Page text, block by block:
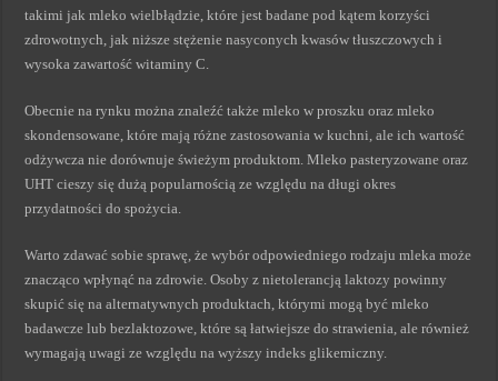
takimi jak mleko wielbłądzie, które jest badane pod kątem korzyści
zdrowotnych, jak niższe stężenie nasyconych kwasów tłuszczowych i
wysoka zawartość witaminy C.
Obecnie na rynku można znaleźć także mleko w proszku oraz mleko
skondensowane, które mają różne zastosowania w kuchni, ale ich wartość
odżywcza nie dorównuje świeżym produktom. Mleko pasteryzowane oraz
UHT cieszy się dużą popularnością ze względu na długi okres
przydatności do spożycia.
Warto zdawać sobie sprawę, że wybór odpowiedniego rodzaju mleka może
znacząco wpłynąć na zdrowie. Osoby z nietolerancją laktozy powinny
skupić się na alternatywnych produktach, którymi mogą być mleko
badawcze lub bezlaktozowe, które są łatwiejsze do strawienia, ale również
wymagają uwagi ze względu na wyższy indeks glikemiczny.